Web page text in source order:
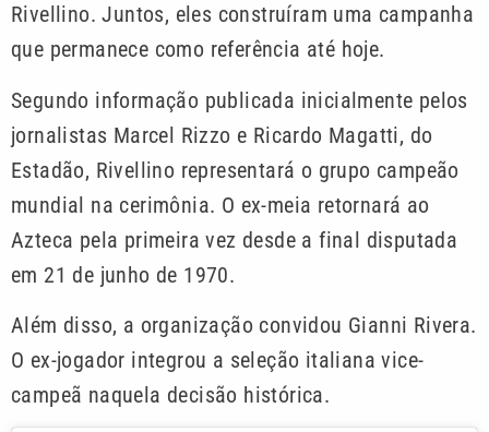
Rivellino. Juntos, eles construíram uma campanha
que permanece como referência até hoje.
Segundo informação publicada inicialmente pelos
jornalistas Marcel Rizzo e Ricardo Magatti, do
Estadão, Rivellino representará o grupo campeão
mundial na cerimônia. O ex-meia retornará ao
Azteca pela primeira vez desde a final disputada
em 21 de junho de 1970.
Além disso, a organização convidou Gianni Rivera.
O ex-jogador integrou a seleção italiana vice-
campeã naquela decisão histórica.